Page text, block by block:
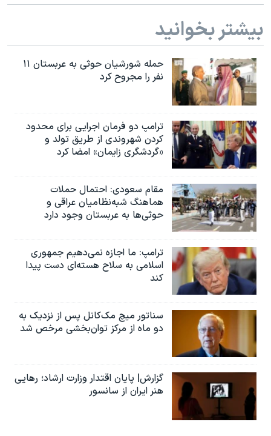
بیشتر بخوانید
حمله شورشیان حوثی به عربستان ۱۱
نفر را مجروح کرد
ترامپ دو فرمان اجرایی برای محدود
کردن شهروندی از طریق تولد و
«گردشگری زایمان» امضا کرد
مقام سعودی: احتمال حملات
هماهنگ شبه‌نظامیان عراقی و
حوثی‌ها به عربستان وجود دارد
ترامپ: ما اجازه نمی‌دهیم جمهوری
اسلامی به سلاح هسته‌ای دست پیدا
کند
سناتور میچ مک‌کانل پس از نزدیک به
دو ماه از مرکز توان‌بخشی مرخص شد
گزارش| پایان اقتدار وزارت ارشاد؛ رهایی
هنر ایران از سانسور